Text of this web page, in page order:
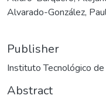
Alvarado-González,
Publisher
Instituto Tecnológico de
Abstract